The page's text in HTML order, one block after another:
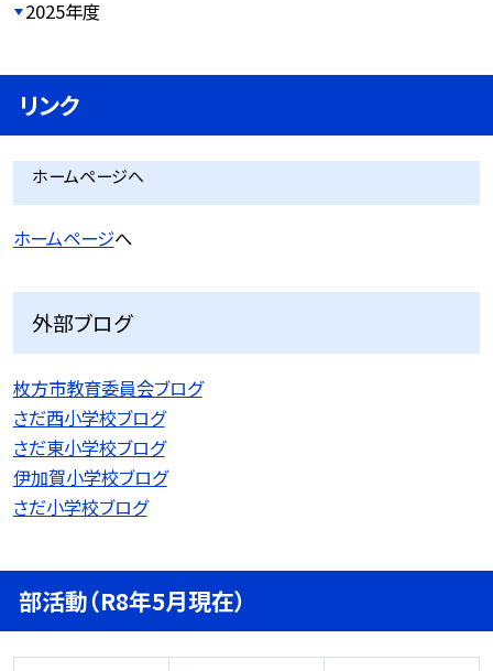
2025年度
リンク
ホームページへ
ホームページへ
外部ブログ
枚方市教育委員会ブログ
さだ西小学校ブログ
さだ東小学校ブログ
伊加賀小学校ブログ
さだ小学校ブログ
部活動（R8年5月現在）